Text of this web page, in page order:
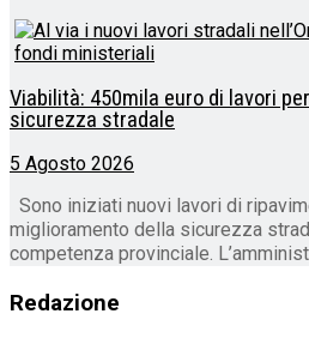
Viabilità: 450mila euro di lavori
sicurezza stradale
5 Agosto 2026
Sono iniziati nuovi lavori di
miglioramento della sicurezza
competenza provinciale.
Redazione